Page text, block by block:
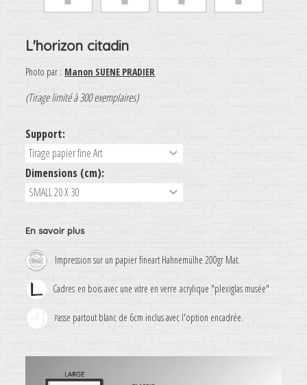
L'horizon citadin
Photo par : Manon SUENE PRADIER
(Tirage limité à 300 exemplaires)
Support:
Dimensions (cm):
En savoir plus
Impression sur un papier fineart Hahnemülhe 200gr Mat.
Cadres en bois avec une vitre en verre acrylique "plexiglas musée"
Passe partout blanc de 6cm inclus avec l'option encadrée.